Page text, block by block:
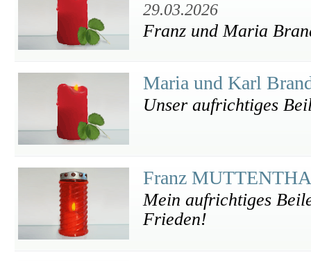
29.03.2026
Franz und Maria
Maria und Karl
Unser aufrichtiges
Franz
Mein aufrichtiges
Frieden!